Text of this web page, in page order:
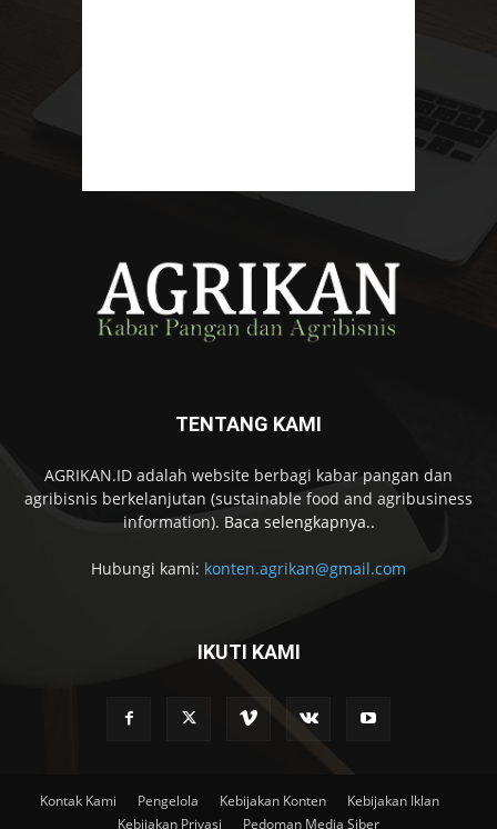
TENTANG KAMI
AGRIKAN.ID adalah website berbagi kabar pangan dan
agribisnis berkelanjutan (sustainable food and agribusiness
information). Baca selengkapnya..
Hubungi kami: konten.agrikan@gmail.com
IKUTI KAMI
Kontak Kami Pengelola Kebijakan Konten
Kebijakan Iklan
Kebijakan Privasi
Pedoman Media Siber